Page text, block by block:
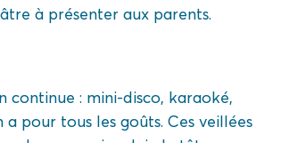
à présenter aux parents.
continue : mini-disco, karaoké,
pour tous les goûts. Ces veillées